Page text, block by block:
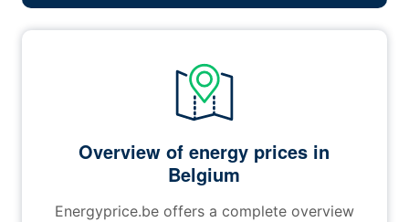
Overview of energy prices in
Belgium
Energyprice.be offers a complete overview